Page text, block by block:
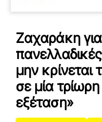
Ζαχαράκη για
μην κρίνεται
σε μία τρίωρη
εξέταση»